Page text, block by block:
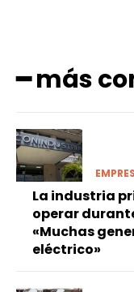
━ más
La industria
operar
«Muchas
eléctrico»